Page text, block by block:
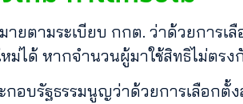
ายตามระเบียบ กกต. ว่าด้วยการ
ม่ได้ หากจำนวนผู้มาใช้สิทธิไม่ตร
บรัฐธรรมนูญว่าด้วยการเลือกตั้